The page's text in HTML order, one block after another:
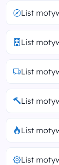
List
List
List
List
List
List